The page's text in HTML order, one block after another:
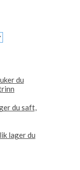
du
du saft,
lager du